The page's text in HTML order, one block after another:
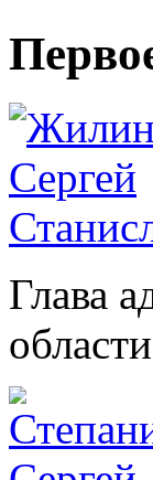
Глава
области